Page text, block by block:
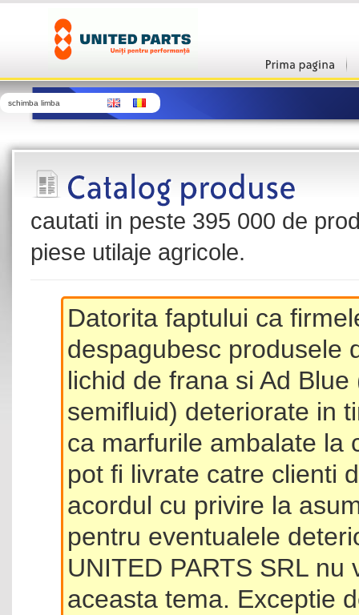
schimba limba
cautati in peste 395 000 de
piese utilaje agricole.
Datorita faptului ca
despagubesc produsele
lichid de frana si Ad
semifluid) deteriorate in
ca marfurile ambalate la
pot fi livrate catre clienti
acordul cu privire la
pentru eventualele
UNITED PARTS SRL
aceasta tema. Exceptie